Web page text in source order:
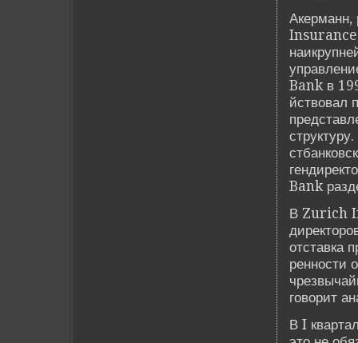
Insurance
Bank в
йствовал
Bank
В Zurich
отставка
ренности
говорит
В I